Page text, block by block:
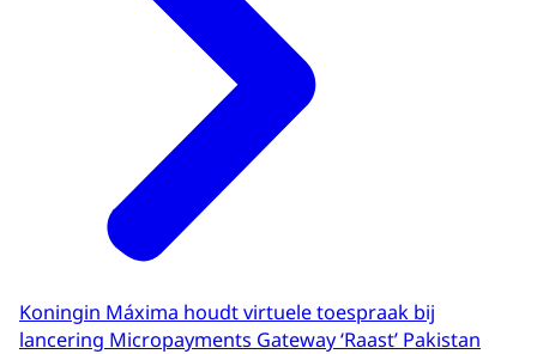
Koningin Máxima houdt virtuele toespraak bij
lancering Micropayments Gateway ‘Raast’ Pakistan